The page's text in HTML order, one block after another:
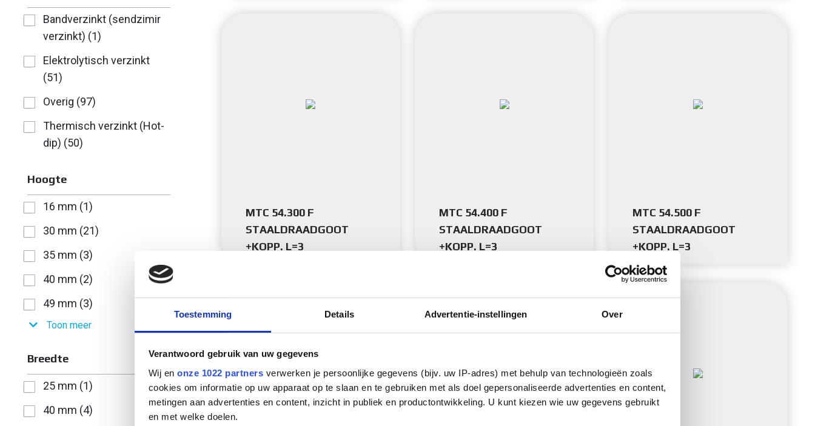
Toestemming Details Advertentie-instellingen Over
Verantwoord gebruik van uw gegevens
Wij en onze 1022 partners verwerken je persoonlijke gegevens (bijv. uw IP-adres) met behulp van technologieën zoals
cookies om informatie op uw apparaat op te slaan en te gebruiken met als doel gepersonaliseerde advertenties en content,
metingen aan advertenties en content, inzicht in publiek en productontwikkeling. U kunt kiezen wie uw gegevens gebruikt
en met welke doelen.
Bandverzinkt (sendzimir
verzinkt) (1)
Elektrolytisch verzinkt
(51)
Overig (97)
Thermisch verzinkt (Hot-
dip) (50)
Hoogte
16 mm (1)
30 mm (21)
35 mm (3)
40 mm (2)
49 mm (3)
Toon meer
Breedte
25 mm (1)
40 mm (4)
MTC 54.300 F
STAALDRAADGOOT
+KOPP. L=3
MTC 54.400 F
STAALDRAADGOOT
+KOPP. L=3
MTC 54.500 F
STAALDRAADGOOT
+KOPP. L=3